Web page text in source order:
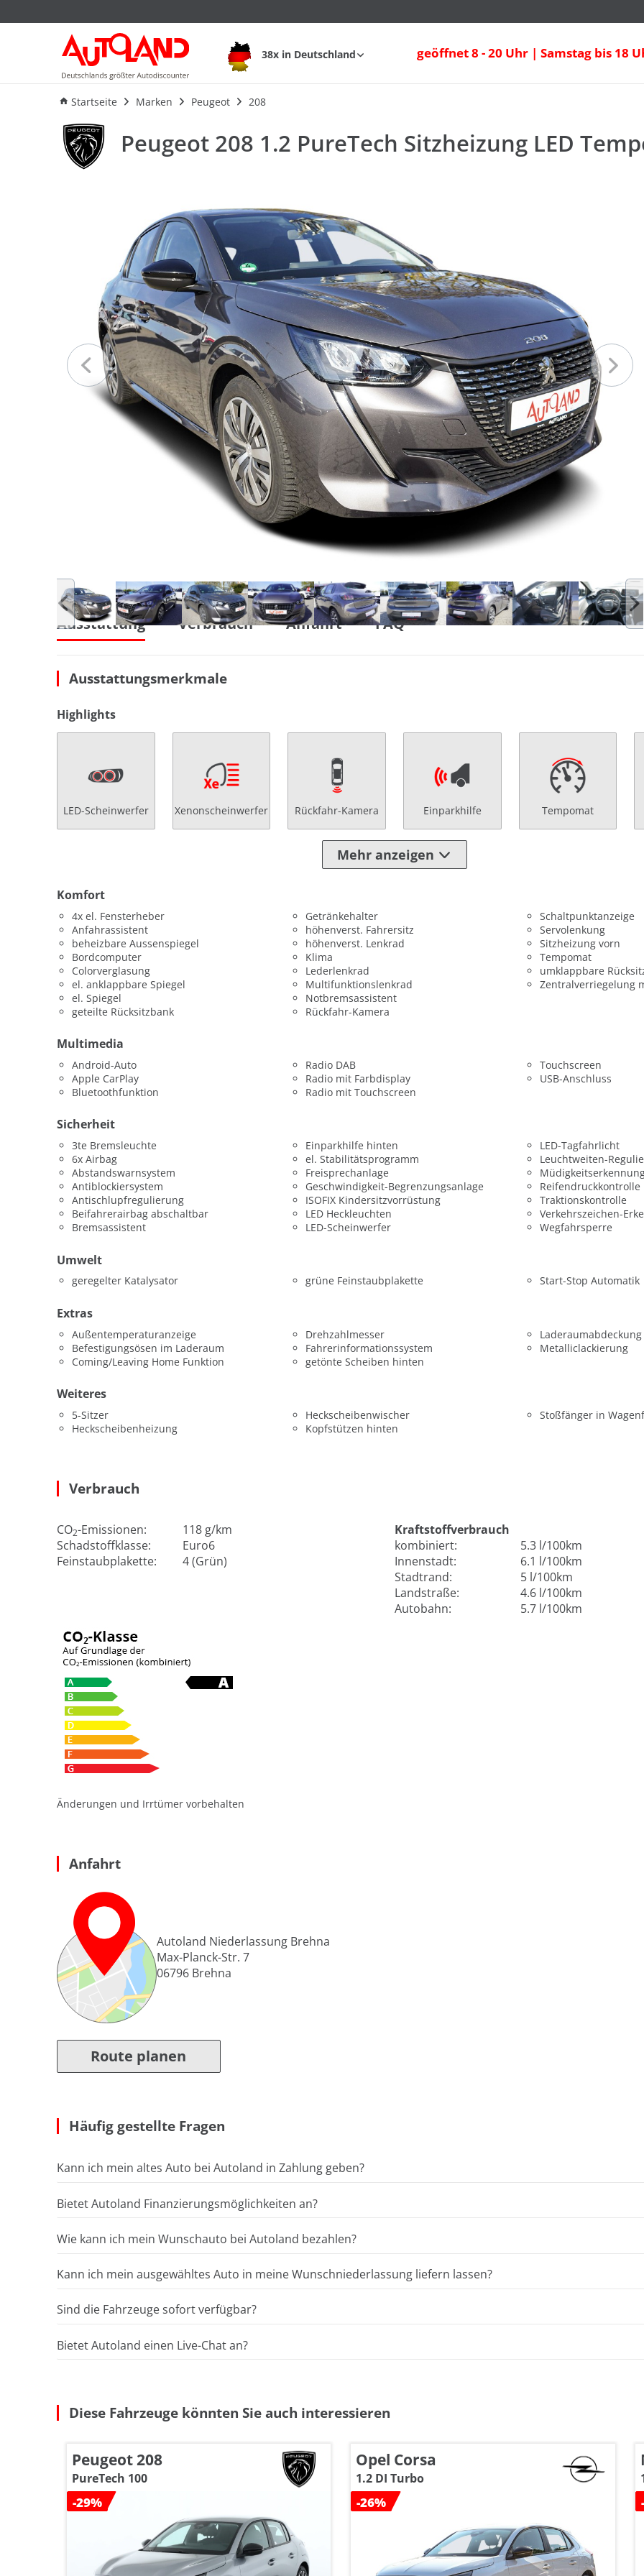
38x in Deutschland geöffnet 8 - 20 Uhr | Samstag bis 18
Startseite Marken Peugeot 208
Peugeot 208 1.2 PureTech Sitzheizung LED Tempomat
Ausstattung Verbrauch
Peugeot 208 1.2 PureTech Sitzheizung LED
Ausstattung Verbrauch Anfahrt FAQ
Ausstattungsmerkmale
Highlights
LED-Scheinwerfer Xenonscheinwerfer Rückfahr-Kamera Einparkhilfe Tempomat
Mehr anzeigen
Komfort
4x el. Fensterheber
Anfahrassistent
beheizbare Aussenspiegel
Bordcomputer
Colorverglasung
el. anklappbare Spiegel
el. Spiegel
geteilte Rücksitzbank
Getränkehalter
höhenverst. Fahrersitz
höhenverst. Lenkrad
Klima
Lederlenkrad
Multifunktionslenkrad
Notbremsassistent
Rückfahr-Kamera
Schaltpunktanzeige
Servolenkung
Sitzheizung vorn
Tempomat
umklappbare
Zentralverriegelung
Multimedia
Android-Auto
Apple CarPlay
Bluetoothfunktion
Radio DAB
Radio mit Farbdisplay
Radio mit Touchscreen
Touchscreen
USB-Anschluss
Sicherheit
3te Bremsleuchte
6x Airbag
Abstandswarnsystem
Antiblockiersystem
Antischlupfregulierung
Beifahrerairbag abschaltbar
Bremsassistent
Einparkhilfe hinten
el. Stabilitätsprogramm
Freisprechanlage
Geschwindigkeit-Begrenzungsanlage
ISOFIX Kindersitzvorrüstung
LED Heckleuchten
LED-Scheinwerfer
LED-Tagfahrlicht
Leuchtweiten-
Reifendruckkontrolle
Traktionskontrolle
Verkehrszeichen-
Wegfahrsperre
Umwelt
geregelter Katalysator grüne Feinstaubplakette Start-Stop Automatik
Extras
Außentemperaturanzeige
Befestigungsösen im Laderaum
Coming/Leaving Home Funktion
Drehzahlmesser
Fahrerinformationssystem
getönte Scheiben hinten
Laderaumabdeckung
Metalliclackierung
Weiteres
5-Sitzer
Heckscheibenheizung
Heckscheibenwischer
Kopfstützen hinten
Stoßfänger in
Verbrauch
CO2-Emissionen:
118 g/km
Schadstoffklasse:
Euro6
Feinstaubplakette:
4 (Grün)
Kraftstoffverbrauch
kombiniert:
5.3 l/100km
Innenstadt:
6.1 l/100km
Stadtrand:
5 l/100km
Landstraße:
4.6 l/100km
Autobahn:
5.7 l/100km
Änderungen und Irrtümer vorbehalten
Anfahrt
Autoland Niederlassung Brehna
Max-Planck-Str. 7
06796 Brehna
Route planen
Häufig gestellte Fragen
Kann ich mein altes Auto bei Autoland in Zahlung geben?
Bietet Autoland Finanzierungsmöglichkeiten an?
Wie kann ich mein Wunschauto bei Autoland bezahlen?
Kann ich mein ausgewähltes Auto in meine Wunschniederlassung liefern lassen?
Sind die Fahrzeuge sofort verfügbar?
Bietet Autoland einen Live-Chat an?
Diese Fahrzeuge könnten Sie auch interessieren
Peugeot 208
PureTech 100
-29%
Opel Corsa
1.2 DI Turbo
-26%